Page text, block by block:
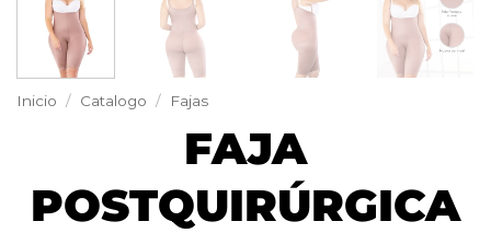
Inicio / Catalogo / Fajas
FAJA
POSTQUIRÚRGICA